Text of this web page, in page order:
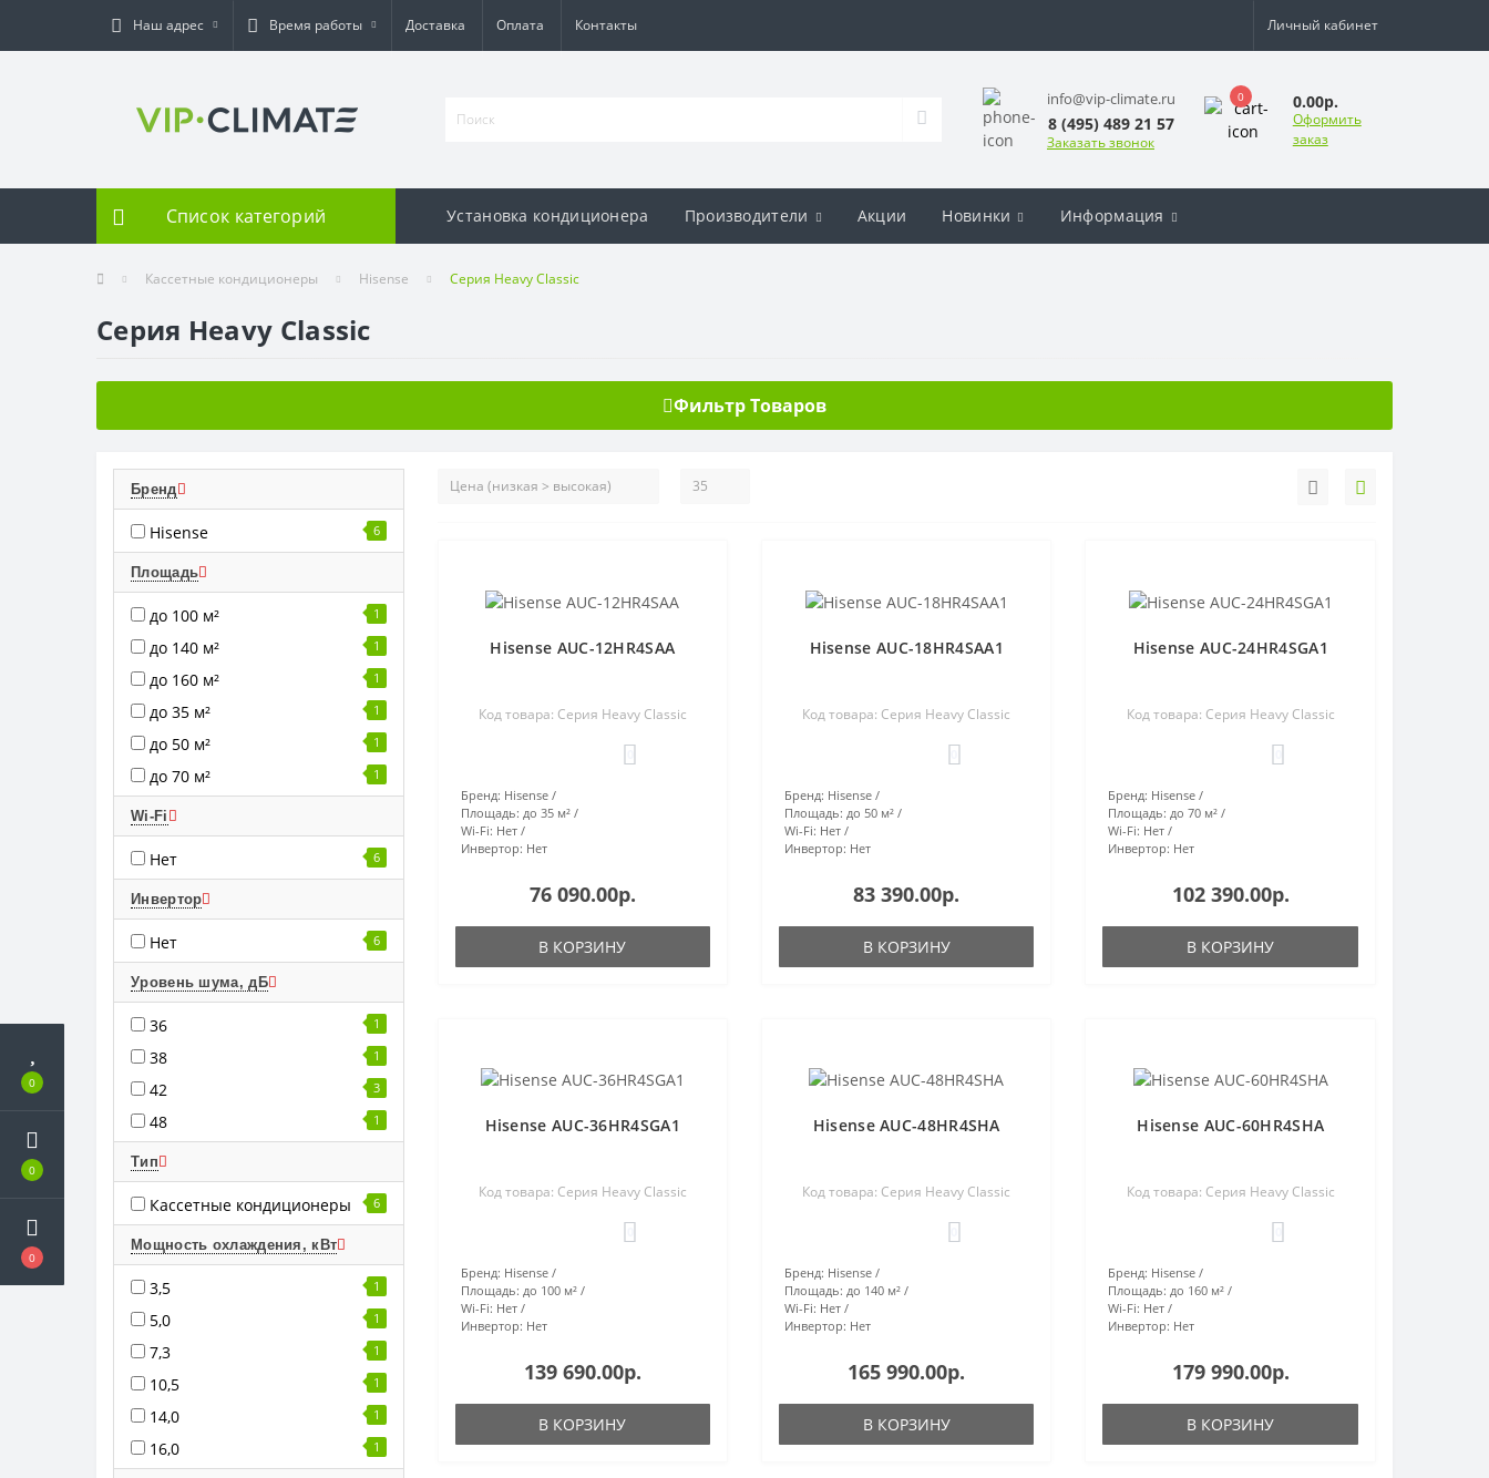
0
0
0
Наш адрес Время работы Доставка Оплата Контакты Личный кабинет
info@vip-climate.ru
8 (495) 489 21 57
Заказать звонок
0 0.00р.
Оформить
заказ
Список категорий Установка кондиционера Производители Акции Новинки Информация
Кассетные кондиционеры Hisense Серия Heavy Classic
Серия Heavy Classic
Фильтр Товаров
Бренд
Hisense 6
Площадь
до 100 м² 1
до 140 м² 1
до 160 м² 1
до 35 м² 1
до 50 м² 1
до 70 м² 1
Wi-Fi
Нет 6
Инвертор
Нет 6
Уровень шума, дБ
36 1
38 1
42 3
48 1
Тип
Кассетные кондиционеры 6
Мощность охлаждения, кВт
3,5 1
5,0 1
7,3 1
10,5 1
14,0 1
16,0 1
Hisense AUC-12HR4SAA
Код товара: Серия Heavy Classic
Бренд: Hisense
Площадь: до 35 м²
Wi-Fi: Нет
Инвертор: Нет
76 090.00р.
В КОРЗИНУ
Hisense AUC-18HR4SAA1
Код товара: Серия Heavy Classic
Бренд: Hisense
Площадь: до 50 м²
Wi-Fi: Нет
Инвертор: Нет
83 390.00р.
В КОРЗИНУ
Hisense AUC-24HR4SGA1
Код товара: Серия Heavy Classic
Бренд: Hisense
Площадь: до 70 м²
Wi-Fi: Нет
Инвертор: Нет
102 390.00р.
В КОРЗИНУ
Hisense AUC-36HR4SGA1
Код товара: Серия Heavy Classic
Бренд: Hisense
Площадь: до 100 м²
Wi-Fi: Нет
Инвертор: Нет
139 690.00р.
В КОРЗИНУ
Hisense AUC-48HR4SHA
Код товара: Серия Heavy Classic
Бренд: Hisense
Площадь: до 140 м²
Wi-Fi: Нет
Инвертор: Нет
165 990.00р.
В КОРЗИНУ
Hisense AUC-60HR4SHA
Код товара: Серия Heavy Classic
Бренд: Hisense
Площадь: до 160 м²
Wi-Fi: Нет
Инвертор: Нет
179 990.00р.
В КОРЗИНУ